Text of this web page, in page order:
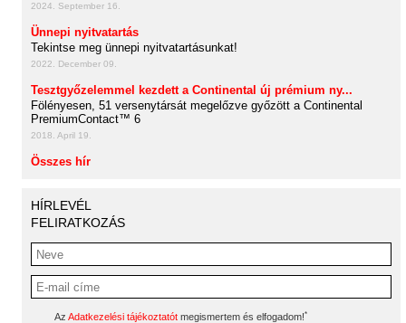
2024. September 16.
Ünnepi nyitvatartás
Tekintse meg ünnepi nyitvatartásunkat!
2022. December 09.
Tesztgyőzelemmel kezdett a Continental új prémium ny...
Fölényesen, 51 versenytársát megelőzve győzött a Continental
PremiumContact™ 6
2018. April 19.
Összes hír
HÍRLEVÉL
FELIRATKOZÁS
Az Adatkezelési tájékoztatót megismertem és elfogadom!*